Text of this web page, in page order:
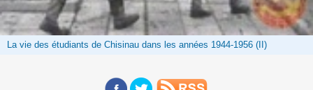
La vie des étudiants de Chisinau dans les années 1944-1956 (II)